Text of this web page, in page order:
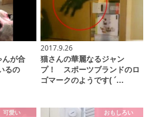
んが合
るの
2017.9.26
猫さんの華麗なるジャン
プ！ スポーツブランドのロ
ゴマークのようです( ´…
可愛い おもしろい